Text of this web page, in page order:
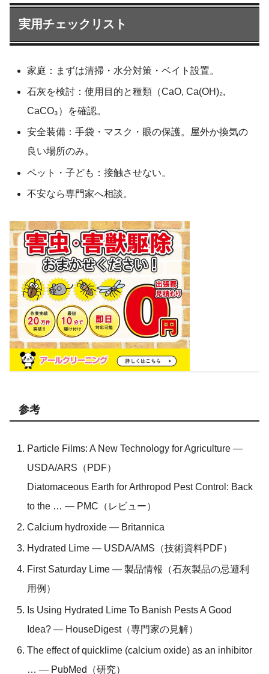
実用チェックリスト
家庭：まずは清掃・水分対策・ベイト設置。
石灰を検討：使用目的と種類（CaO, Ca(OH)₂,
CaCO₃）を確認。
安全装備：手袋・マスク・眼の保護。屋外か換気の
良い場所のみ。
ペット・子ども：接触させない。
不安なら専門家へ相談。
参考
Particle Films: A New Technology for Agriculture —
USDA/ARS（PDF）
Diatomaceous Earth for Arthropod Pest Control: Back
to the … — PMC（レビュー）
Calcium hydroxide — Britannica
Hydrated Lime — USDA/AMS（技術資料PDF）
First Saturday Lime — 製品情報（石灰製品の忌避利
用例）
Is Using Hydrated Lime To Banish Pests A Good
Idea? — HouseDigest（専門家の見解）
The effect of quicklime (calcium oxide) as an inhibitor
… — PubMed（研究）